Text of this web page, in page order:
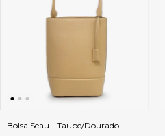
Bolsa Seau - Taupe/Dourado